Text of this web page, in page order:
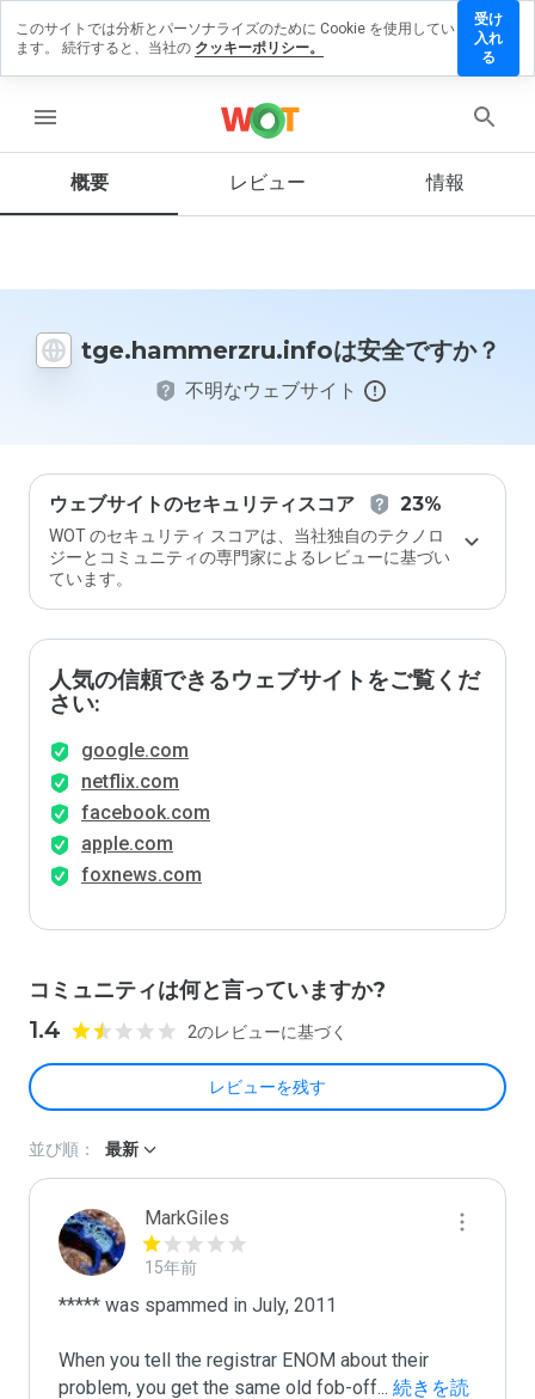
menu
概要 レビュー 情報
tge.hammerzru.infoは安全ですか？
不明なウェブサイト
ウェブサイトのセキュリティスコア 23%
WOT のセキュリティ スコアは、当社独自のテクノロ
ジーとコミュニティの専門家によるレビューに基づい
ています。
人気の信頼できるウェブサイトをご覧くだ
さい:
google.com
netflix.com
facebook.com
apple.com
foxnews.com
コミュニティは何と言っていますか?
1.4 2のレビューに基づく
レビューを残す
ーを残す
ウェ
を1
5の
で、
ます
か？
並び順： 最新
MarkGiles
15年前
***** was spammed in July, 2011
When you tell the registrar ENOM about their
problem, you get the same old fob-off... 続きを読
このサイトでは分析とパーソナライズのために Cookie を使用してい
ます。 続行すると、当社の クッキーポリシー。
受け
入れ
る